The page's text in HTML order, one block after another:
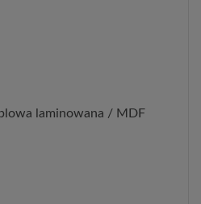
laminowana / MDF